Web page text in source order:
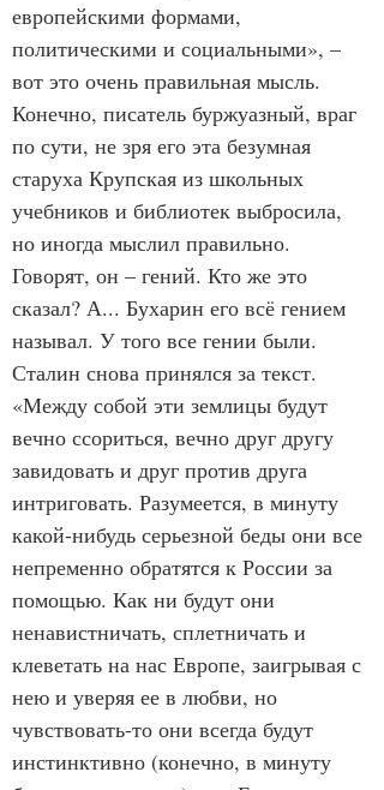
европейскими формами,
политическими и социальными», –
вот это очень правильная мысль.
Конечно, писатель буржуазный, враг
по сути, не зря его эта безумная
старуха Крупская из школьных
учебников и библиотек выбросила,
но иногда мыслил правильно.
Говорят, он – гений. Кто же это
сказал? А... Бухарин его всё гением
называл. У того все гении были.
Сталин снова принялся за текст.
«Между собой эти землицы будут
вечно ссориться, вечно друг другу
завидовать и друг против друга
интриговать. Разумеется, в минуту
какой-нибудь серьезной беды они все
непременно обратятся к России за
помощью. Как ни будут они
ненавистничать, сплетничать и
клеветать на нас Европе, заигрывая с
нею и уверяя ее в любви, но
чувствовать-то они всегда будут
инстинктивно (конечно, в минуту